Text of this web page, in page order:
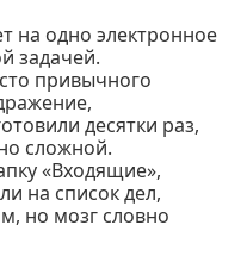
на одно электронное
задачей.
привычного
десятки раз,
сложной.
«Входящие»,
на список дел,
но мозг словно